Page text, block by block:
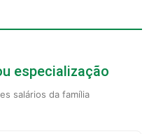
especialização
salários da família